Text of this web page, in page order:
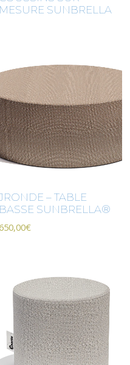
MESURE SUNBRELLA
– TABLE
BASSE SUNBRELLA®
€